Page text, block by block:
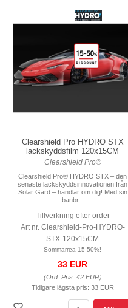
Clearshield Pro HYDRO STX
lackskyddsfilm 120x15CM
Clearshield Pro®
Clearshield Pro® HYDRO STX – den
senaste lackskyddsinnovationen från
Solar Gard – handlar om dig! Med sin
banbr...
Tillverkning efter order
Art nr. Clearshield-Pro-HYDRO-
STX-120x15CM
Sommarrea 15-50%!
33 EUR
(Ord. Pris:42 EUR)
Tidigare lägsta pris: 33 EUR